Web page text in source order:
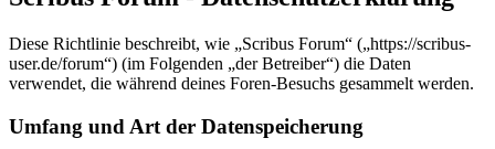
Diese Richtlinie beschreibt, wie „Scribus Forum“ („https://scribus-
user.de/forum“) (im Folgenden „der Betreiber“) die Daten
verwendet, die während deines Foren-Besuchs gesammelt werden.
Umfang und Art der Datenspeicherung